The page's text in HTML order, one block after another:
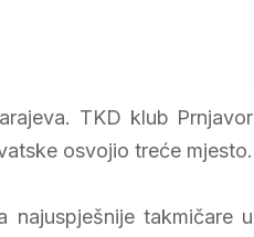
TKD klub Prnjavor
osvojio treće mjesto.
takmičare u